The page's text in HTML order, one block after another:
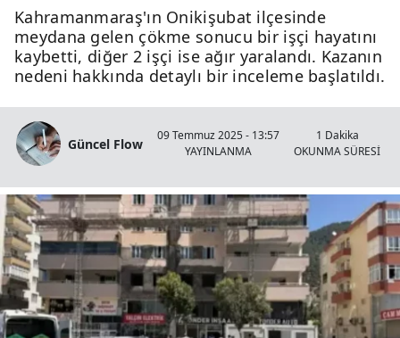
Kahramanmaraş'ın Onikişubat ilçesinde
meydana gelen çökme sonucu bir işçi hayatını
kaybetti, diğer 2 işçi ise ağır yaralandı. Kazanın
nedeni hakkında detaylı bir inceleme başlatıldı.
Güncel Flow
09 Temmuz 2025 - 13:57
YAYINLANMA
1 Dakika
OKUNMA SÜRESİ